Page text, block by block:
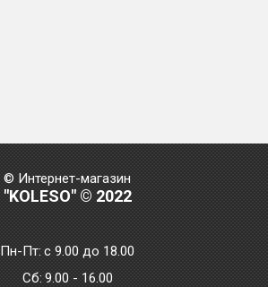
© Интернет-магазин
"KOLESO" © 2022
Пн-Пт:с 9.00 до 18.00
Сб: 9.00 - 16.00